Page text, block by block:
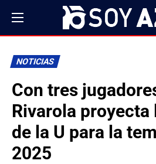
NOTICIAS
Con tres
Rivarola proyecta
de la U para la
2025